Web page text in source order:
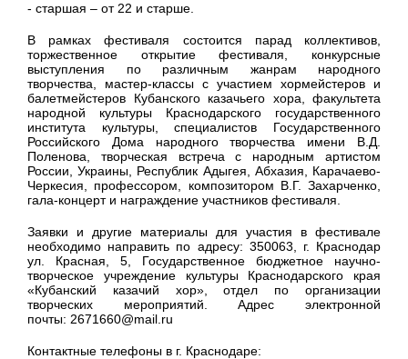
- старшая – от 22 и старше.
В рамках фестиваля состоится парад коллективов,
торжественное открытие фестиваля, конкурсные
выступления по различным жанрам народного
творчества, мастер-классы с участием хормейстеров и
балетмейстеров Кубанского казачьего хора, факультета
народной культуры Краснодарского государственного
института культуры, специалистов Государственного
Российского Дома народного творчества имени В.Д.
Поленова, творческая встреча с народным артистом
России, Украины, Республик Адыгея, Абхазия, Карачаево-
Черкесия, профессором, композитором В.Г. Захарченко,
гала-концерт и награждение участников фестиваля.
Заявки и другие материалы для участия в фестивале
необходимо направить по адресу: 350063, г. Краснодар
ул. Красная, 5, Государственное бюджетное научно-
творческое учреждение культуры Краснодарского края
«Кубанский казачий хор», отдел по организации
творческих мероприятий. Адрес электронной
почты: 2671660@mail.ru
Контактные телефоны в г. Краснодаре: